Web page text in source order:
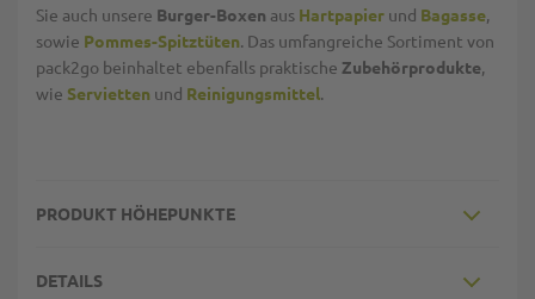
Sie auch unsere Burger-Boxen aus Hartpapier und Bagasse,
sowie Pommes-Spitztüten. Das umfangreiche Sortiment von
pack2go beinhaltet ebenfalls praktische Zubehörprodukte,
wie Servietten und Reinigungsmittel.
PRODUKT HÖHEPUNKTE
DETAILS